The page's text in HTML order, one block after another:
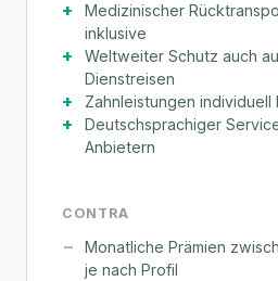
Medizinischer
inklusive
Weltweiter Schutz auch
Dienstreisen
Zahnleistungen individuell
Deutschsprachiger
Anbietern
CONTRA
Monatliche Prämien
je nach Profil